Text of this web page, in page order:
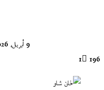
9 أبريل، 2026
1 196